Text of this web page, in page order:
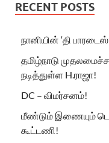
RECENT POSTS
நானியின் ‘தி
தமிழ்நாடு
நடித்துள்ள H.ராஜா!
DC – விமர்சனம்!
மீண்டும் இணையும்
கூட்டணி!